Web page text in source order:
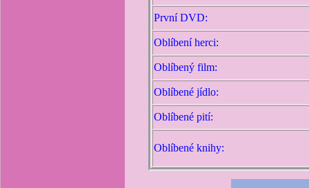
První DVD:
Oblíbení herci:
Oblíbený film:
Oblíbené jídlo:
Oblíbené pití:
Oblíbené knihy: